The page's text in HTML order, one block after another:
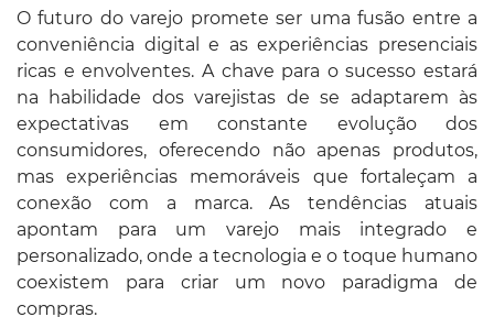
O futuro do varejo promete ser uma fusão entre a
conveniência digital e as experiências presenciais
ricas e envolventes. A chave para o sucesso estará
na habilidade dos varejistas de se adaptarem às
expectativas em constante evolução dos
consumidores, oferecendo não apenas produtos,
mas experiências memoráveis que fortaleçam a
conexão com a marca. As tendências atuais
apontam para um varejo mais integrado e
personalizado, onde a tecnologia e o toque humano
coexistem para criar um novo paradigma de
compras.